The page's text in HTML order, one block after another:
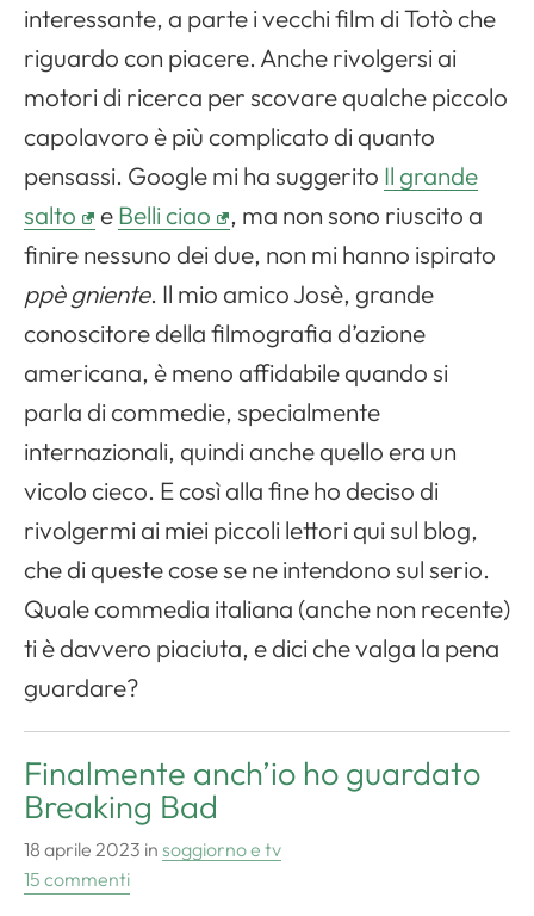
interessante, a parte i vecchi film di Totò che
riguardo con piacere. Anche rivolgersi ai
motori di ricerca per scovare qualche piccolo
capolavoro è più complicato di quanto
pensassi. Google mi ha suggerito Il grande
salto
eBelli ciao
, ma non sono riuscito a
finire nessuno dei due, non mi hanno ispirato
ppè gniente. Il mio amico Josè, grande
conoscitore della filmografia d’azione
americana, è meno affidabile quando si
parla di commedie, specialmente
internazionali, quindi anche quello era un
vicolo cieco. E così alla fine ho deciso di
rivolgermi ai miei piccoli lettori qui sul blog,
che di queste cose se ne intendono sul serio.
Quale commedia italiana (anche non recente)
ti è davvero piaciuta, e dici che valga la pena
guardare?
Finalmente anch’io ho guardato
Breaking Bad
18 aprile 2023 in soggiorno e tv
15 commenti